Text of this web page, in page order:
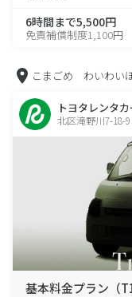
6時間まで5,500円
免責補償制度1,100円
こまごめ わいわい
トヨタレンタ
北区滝野川7-18-9
基本料金プラン（T1